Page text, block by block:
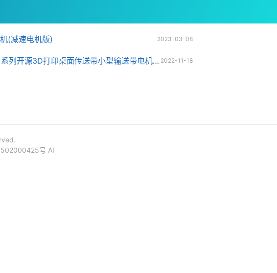
2023-03-08
(减速电机版)
2022-11-18
列开源3D打印桌面传送带小型输送带电机直连款
号 AI